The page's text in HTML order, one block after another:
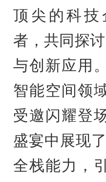
顶尖的科技
者，共同探
与创新应用
智能空间领
受邀闪耀登
盛宴中展现
全栈能力，